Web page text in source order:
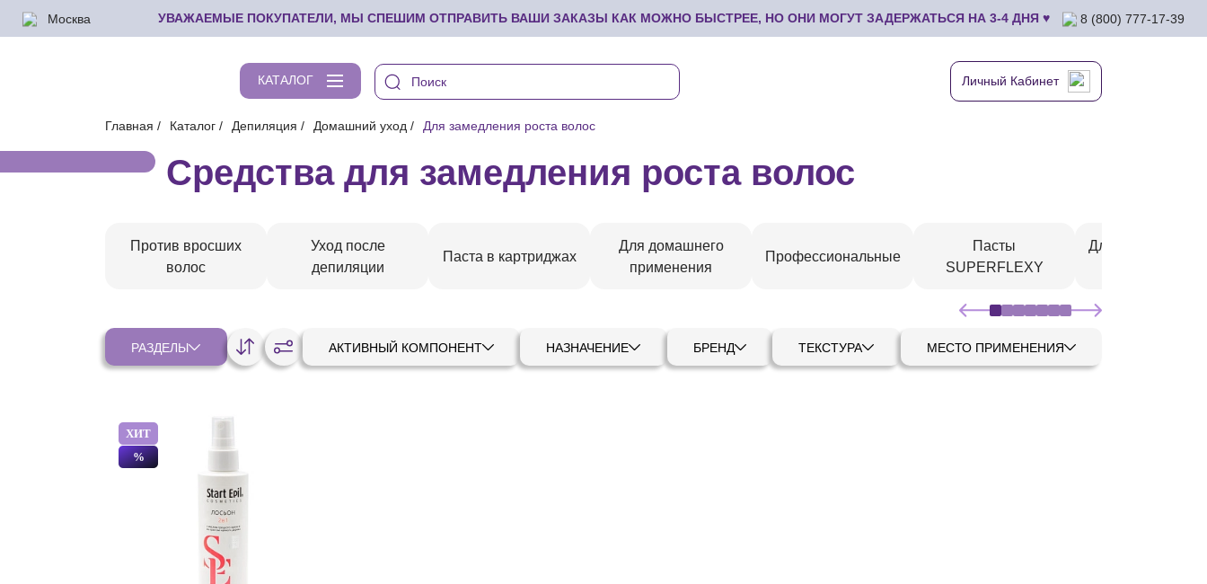
УВАЖАЕМЫЕ ПОКУПАТЕЛИ, МЫ СПЕШИМ ОТПРАВИТЬ ВАШИ ЗАКАЗЫ КАК МОЖНО БЫСТРЕЕ, НО ОНИ МОГУТ ЗАДЕРЖАТЬСЯ НА 3-4 ДНЯ ♥
Москва 8 (800) 777-17-39
КАТАЛОГ Личный Кабинет
Главная Каталог Депиляция Домашний уход Для замедления роста волос
Средства для замедления роста волос
Против вросших
волос
Уход после
депиляции
Паста в картриджах
Для домашнего
применения
Профессиональные
Пасты
SUPERFLEXY
Для
РАЗДЕЛЫ АКТИВНЫЙ КОМПОНЕНТ НАЗНАЧЕНИЕ БРЕНД ТЕКСТУРА МЕСТО ПРИМЕНЕНИЯ
ХИТ
%